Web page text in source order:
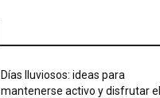
Días lluviosos: ideas para
mantenerse activo y disfrutar el